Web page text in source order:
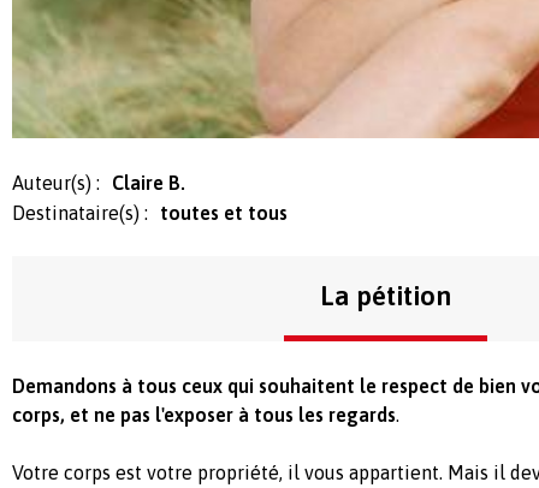
Auteur(s) :
Claire B.
Destinataire(s) :
toutes et tous
La pétition
Demandons à tous ceux qui souhaitent le respect de bien
corps, et ne pas l'exposer à tous les regards.
Votre corps est votre propriété, il vous appartient. Mais il